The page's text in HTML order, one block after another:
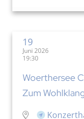
19
Juni 2026
19:30
Woerthersee
Zum